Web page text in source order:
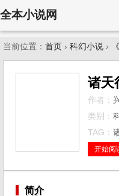
全本小说网
当前位置： 首页 › 科幻小说 ›
诸天
作者：
类别：
TAG：
开始阅
简介